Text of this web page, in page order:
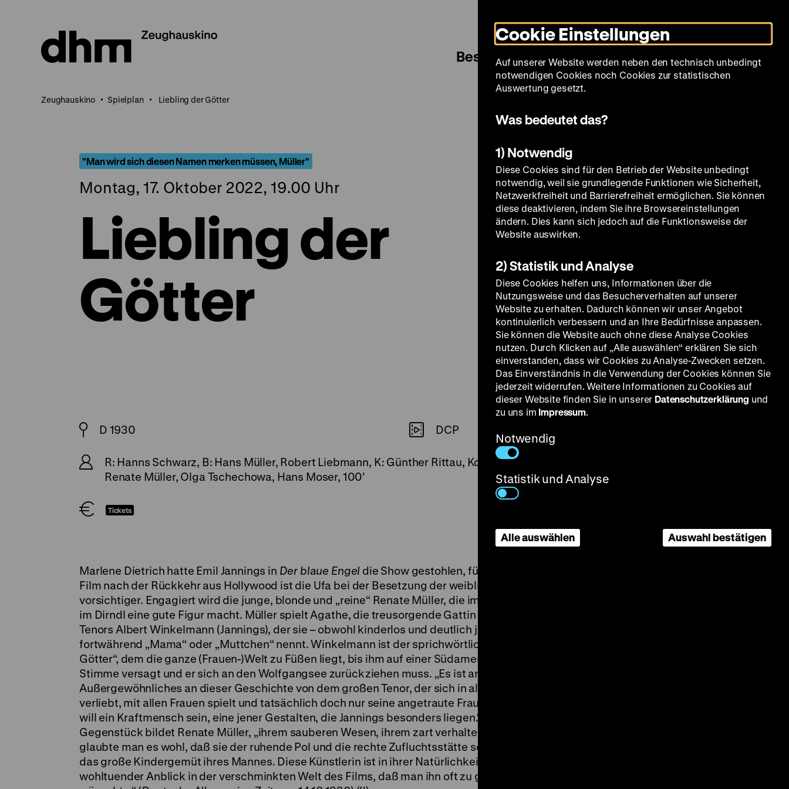
Seiteninhalt
springen
Modus
umschalten
Sprache
Besuch Spielplan Filmreihen Über uns
Zeughauskino Spielplan Liebling der Götter
"Man wird sich diesen Namen merken müssen, Müller"
Montag, 17. Oktober 2022, 19.00 Uhr
Liebling der
Götter
D 1930 DCP
R: Hanns Schwarz, B: Hans Müller, Robert Liebmann, K: Günther Rittau, Konstantin Irmen-Tschet, D: Emil Jannings,
Renate Müller, Olga Tschechowa, Hans Moser, 100’
Tickets
Marlene Dietrich hatte Emil Jannings in Der blaue Engel die Show gestohlen, für seinen zweiten
Film nach der Rückkehr aus Hollywood ist die Ufa bei der Besetzung der weiblichen Hauptrolle
vorsichtiger. Engagiert wird die junge, blonde und „reine“ Renate Müller, die im Abendkleid wie
im Dirndl eine gute Figur macht. Müller spielt Agathe, die treusorgende Gattin des gefeierten
Tenors Albert Winkelmann (Jannings), der sie – obwohl kinderlos und deutlich jünger –
fortwährend „Mama“ oder „Muttchen“ nennt. Winkelmann ist der sprichwörtliche „Liebling der
Götter“, dem die ganze (Frauen-)Welt zu Füßen liegt, bis ihm auf einer Südamerika-Tournee die
Stimme versagt und er sich an den Wolfgangsee zurückziehen muss. „Es ist an sich nichts
Außergewöhnliches an dieser Geschichte von dem großen Tenor, der sich in alle Frauen
verliebt, mit allen Frauen spielt und tatsächlich doch nur seine angetraute Frau Agathe liebt. Er
will ein Kraftmensch sein, eine jener Gestalten, die Jannings besonders liegen.“ Das
Gegenstück bildet Renate Müller, „ihrem sauberen Wesen, ihrem zart verhaltenen Spiel
glaubte man es wohl, daß sie der ruhende Pol und die rechte Zufluchtsstätte sein konnte für
das große Kindergemüt ihres Mannes. Diese Künstlerin ist in ihrer Natürlichkeit ein so
wohltuender Anblick in der verschminkten Welt des Films, daß man ihn oft zu genießen
Cookie Einstellungen
Auf unserer Website werden neben den technisch unbedingt
notwendigen Cookies noch Cookies zur statistischen
Auswertung gesetzt.
Was bedeutet das?
1) Notwendig
Diese Cookies sind für den Betrieb der Website unbedingt
notwendig, weil sie grundlegende Funktionen wie Sicherheit,
Netzwerkfreiheit und Barrierefreiheit ermöglichen. Sie können
diese deaktivieren, indem Sie ihre Browsereinstellungen
ändern. Dies kann sich jedoch auf die Funktionsweise der
Website auswirken.
2) Statistik und Analyse
Diese Cookies helfen uns, Informationen über die
Nutzungsweise und das Besucherverhalten auf unserer
Website zu erhalten. Dadurch können wir unser Angebot
kontinuierlich verbessern und an Ihre Bedürfnisse anpassen.
Sie können die Website auch ohne diese Analyse Cookies
nutzen. Durch Klicken auf „Alle auswählen“ erklären Sie sich
einverstanden, dass wir Cookies zu Analyse-Zwecken setzen.
Das Einverständnis in die Verwendung der Cookies können Sie
jederzeit widerrufen. Weitere Informationen zu Cookies auf
dieser Website finden Sie in unserer Datenschutzerklärung und
zu uns im Impressum.
Notwendig
Statistik und Analyse
Alle auswählen Auswahl bestätigen